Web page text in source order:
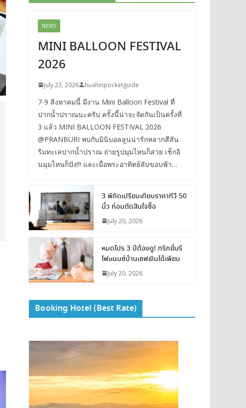
NEWS
MINI BALLOON FESTIVAL
2026
July 23, 2026 huahinpocketguide
7-9 สิงหาคมนี้ มีงาน Mini Balloon Festival ที่
ปากน้ำปราณนะครับ ครั้งนี้น่าจะจัดกันเป็นครั้งที่
3 แล้ว MINI BALLOON FESTIVAL 2026
@PRANBURI พบกับมินิบอลลูนน่ารักหลากสีสัน
ริมทะเลปากน้ำปราณ ถ่ายรูปมุมไหนก็สวย เช็กอิ
นมุมไหนก็ปัง!!! และเมื่อพระอาทิตย์ลับขอบฟ้า…
3 พิกัดเปรียบเทียบราคาทีวี 50
นิ้ว ก่อนตัดสินใจซื้อ
July 20, 2026
หมดโปร 3 ปีต้องดู! ทริกยื่นรี
ไฟแนนซ์บ้านเซฟเงินได้เพียบ
July 20, 2026
Booking Hotel (Best Rate)